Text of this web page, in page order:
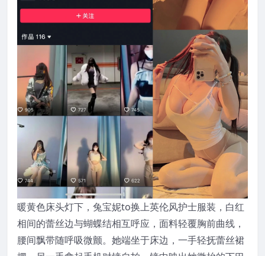
暖黄色床头灯下，兔宝妮to换上英伦风护士服装，白红
相间的蕾丝边与蝴蝶结相互呼应，面料轻覆胸前曲线，
腰间飘带随呼吸微颤。她端坐于床边，一手轻抚蕾丝裙